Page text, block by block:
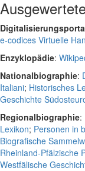
e-codices Virtuelle
Enzyklopädie:
Nationalbiographie:
Italiani; Historisches
Geschichte
Regionalbiographie:
Lexikon; Personen in
Biografische
Rheinland-Pfälzische
Westfälische